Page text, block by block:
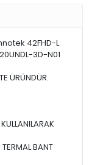
42FHD-L
3D-N01
ÜRÜNDÜR.
BANT